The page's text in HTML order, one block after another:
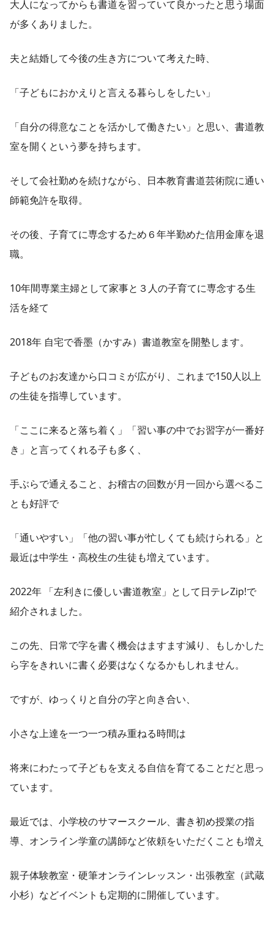
大人になってからも書道を習っていて良かったと思う場面
が多くありました。
夫と結婚して今後の生き方について考えた時、
「子どもにおかえりと言える暮らしをしたい」
「自分の得意なことを活かして働きたい」と思い、書道教
室を開くという夢を持ちます。
そして会社勤めを続けながら、日本教育書道芸術院に通い
師範免許を取得。
その後、子育てに専念するため６年半勤めた信用金庫を退
職。
10年間専業主婦として家事と３人の子育てに専念する生
活を経て
2018年 自宅で香墨（かすみ）書道教室を開塾します。
子どものお友達から口コミが広がり、これまで150人以上
の生徒を指導しています。
「ここに来ると落ち着く」「習い事の中でお習字が一番好
き」と言ってくれる子も多く、
手ぶらで通えること、お稽古の回数が月一回から選べるこ
とも好評で
「通いやすい」「他の習い事が忙しくても続けられる」と
最近は中学生・高校生の生徒も増えています。
2022年 「左利きに優しい書道教室」として日テレZip!で
紹介されました。
この先、日常で字を書く機会はますます減り、もしかした
ら字をきれいに書く必要はなくなるかもしれません。
ですが、ゆっくりと自分の字と向き合い、
小さな上達を一つ一つ積み重ねる時間は
将来にわたって子どもを支える自信を育てることだと思っ
ています。
最近では、小学校のサマースクール、書き初め授業の指
導、オンライン学童の講師など依頼をいただくことも増え
親子体験教室・硬筆オンラインレッスン・出張教室（武蔵
小杉）などイベントも定期的に開催しています。